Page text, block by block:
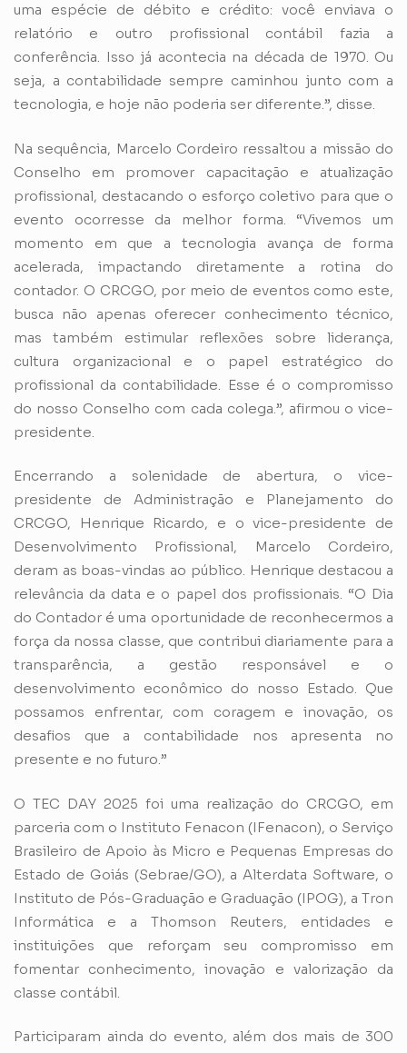
uma espécie de débito e crédito: você enviava o
relatório e outro profissional contábil fazia a
conferência. Isso já acontecia na década de 1970. Ou
seja, a contabilidade sempre caminhou junto com a
tecnologia, e hoje não poderia ser diferente.”, disse.
Na sequência, Marcelo Cordeiro ressaltou a missão do
Conselho em promover capacitação e atualização
profissional, destacando o esforço coletivo para que o
evento ocorresse da melhor forma. “Vivemos um
momento em que a tecnologia avança de forma
acelerada, impactando diretamente a rotina do
contador. O CRCGO, por meio de eventos como este,
busca não apenas oferecer conhecimento técnico,
mas também estimular reflexões sobre liderança,
cultura organizacional e o papel estratégico do
profissional da contabilidade. Esse é o compromisso
do nosso Conselho com cada colega.”, afirmou o vice-
presidente.
Encerrando a solenidade de abertura, o vice-
presidente de Administração e Planejamento do
CRCGO, Henrique Ricardo, e o vice-presidente de
Desenvolvimento Profissional, Marcelo Cordeiro,
deram as boas-vindas ao público. Henrique destacou a
relevância da data e o papel dos profissionais. “O Dia
do Contador é uma oportunidade de reconhecermos a
força da nossa classe, que contribui diariamente para a
transparência, a gestão responsável e o
desenvolvimento econômico do nosso Estado. Que
possamos enfrentar, com coragem e inovação, os
desafios que a contabilidade nos apresenta no
presente e no futuro.”
O TEC DAY 2025 foi uma realização do CRCGO, em
parceria com o Instituto Fenacon (IFenacon), o Serviço
Brasileiro de Apoio às Micro e Pequenas Empresas do
Estado de Goiás (Sebrae/GO), a Alterdata Software, o
Instituto de Pós-Graduação e Graduação (IPOG), a Tron
Informática e a Thomson Reuters, entidades e
instituições que reforçam seu compromisso em
fomentar conhecimento, inovação e valorização da
classe contábil.
Participaram ainda do evento, além dos mais de 300